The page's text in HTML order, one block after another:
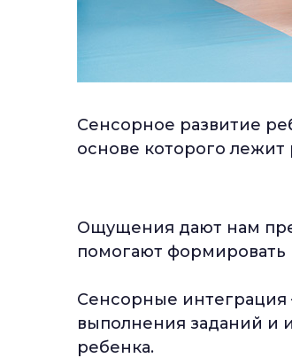
Сенсорное развитие
основе которого лежит
Ощущения дают нам
помогают
Сенсорные интеграция
выполнения заданий и
ребенка.